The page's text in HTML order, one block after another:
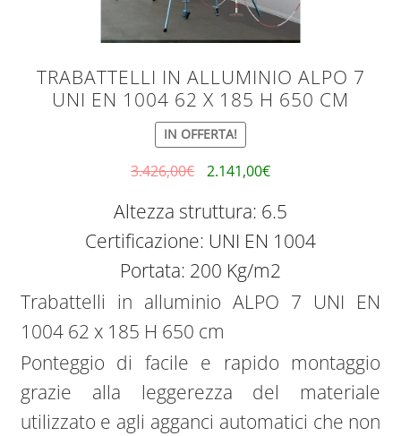
TRABATTELLI IN ALLUMINIO ALPO 7
UNI EN 1004 62 X 185 H 650 CM
IN OFFERTA!
3.426,00€ 2.141,00€
Altezza struttura: 6.5
Certificazione: UNI EN 1004
Portata: 200 Kg/m2
Trabattelli in alluminio ALPO 7 UNI EN
1004 62 x 185 H 650 cm
Ponteggio di facile e rapido montaggio
grazie alla leggerezza del materiale
utilizzato e agli agganci automatici che non